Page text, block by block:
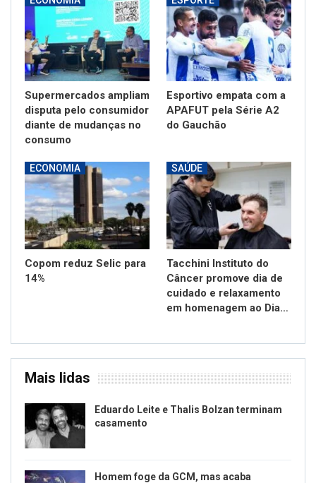
Supermercados ampliam
disputa pelo consumidor
diante de mudanças no
consumo
Esportivo empata com a
APAFUT pela Série A2
do Gauchão
ECONOMIA
Copom reduz Selic para
14%
SAÚDE
Tacchini Instituto do
Câncer promove dia de
cuidado e relaxamento
em homenagem ao Dia…
Mais lidas
Eduardo Leite e Thalis Bolzan terminam
casamento
Homem foge da GCM, mas acaba